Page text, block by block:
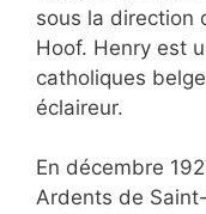
sous la direction
Hoof. Henry est
catholiques
éclaireur.
En décembre
Ardents de